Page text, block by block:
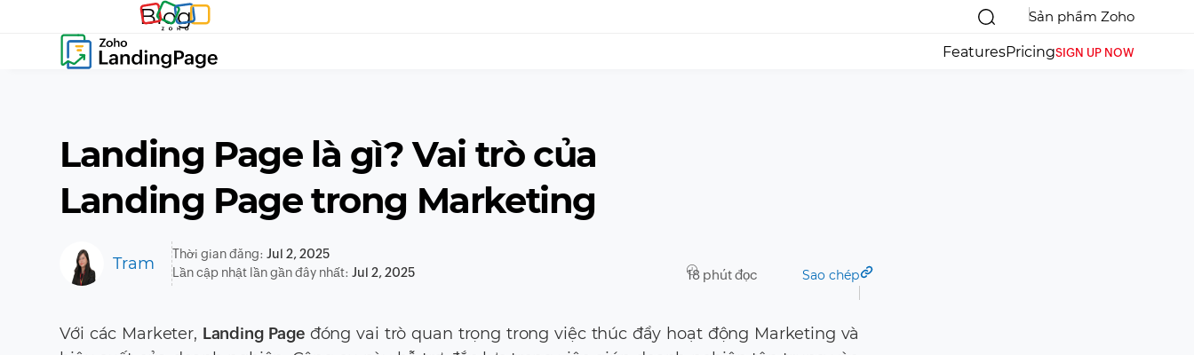
Blog Sản phẩm Zoho
FeaturesPricingSIGN UP NOW
Landing Page là gì? Vai trò của
Landing Page trong Marketing
Tram Thời gian đăng:Jul 2, 2025
Lần cập nhật lần gần đây nhất:Jul 2, 2025 18 phút đọc Sao chép
Với các Marketer, Landing Pageđóng vai trò quan trọng trong việc thúc đẩy hoạt động Marketing và